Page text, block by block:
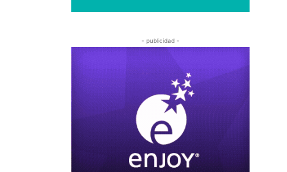
- publicidad -